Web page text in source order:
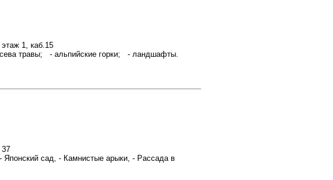
1, каб.15
травы; - альпийские горки; - ландшафты.
37
Японский сад, - Камнистые арыки, - Рассада в